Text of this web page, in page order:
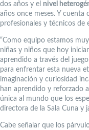
dos años y el nivel
años once meses. Y cuenta
profesionales y técnicos de
“Como equipo estamos
niñas y niños que hoy
aprendido a través del
para enfrentar esta nueva
imaginación y curiosidad
han aprendido y reforzado
única al mundo que los
directora de la Sala Cuna y
Cabe señalar que los